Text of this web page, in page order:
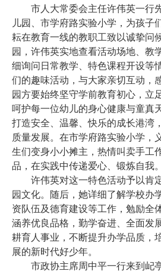
市人大常委会主任许伟英一行
儿园、市学府路实验小学，为孩子
耘在教育一线的教职工致以诚挚问
园，许伟英实地查看活动场地、教
细询问日常教学、特色课程开设等
们的趣味活动，与大家亲切互动，
园方要始终坚守学前教育初心，立
呵护每一位幼儿的身心健康与童真
打造安全、温馨、快乐的成长港湾
质量发展。在市学府路实验小学，
生们变身小小摊主，热情叫卖手工
品，在实践中传递爱心、锻炼自我。
许伟英对这一特色活动予以肯
园文化。随后，她详细了解学校办
资队伍及德育建设等工作，勉励全
涵养优良品格，勤学奋进、全面发
耕育人事业，不断提升办学品质，
展的新时代好少年。
市政协主席周中平一行来到屺